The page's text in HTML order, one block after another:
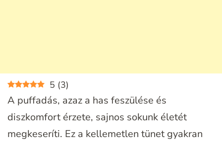
5 (3)
A puffadás, azaz a has feszülése és
diszkomfort érzete, sajnos sokunk életét
megkeseríti. Ez a kellemetlen tünet gyakran